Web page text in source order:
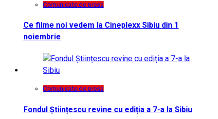
Comunicate de presa
Ce filme noi vedem la Cineplexx Sibiu din 1
noiembrie
Comunicate de presa
Fondul Științescu revine cu ediția a 7-a la Sibiu